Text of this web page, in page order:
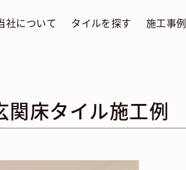
社について タイルを探す 施工事例
関床タイル施工例